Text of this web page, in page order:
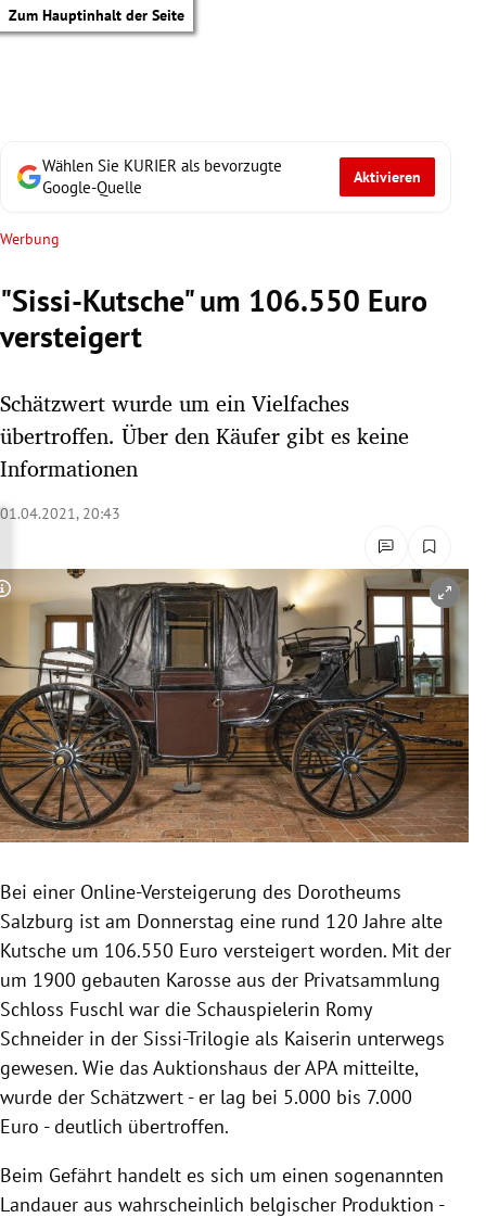
Zum Hauptinhalt der Seite
Untermenü
Untermenü
Untermenü
Untermenü
Untermenü
Untermenü
Untermenü
Untermenü
Wählen Sie KURIER als bevorzugte
Google-Quelle
Aktivieren
Werbung
"Sissi-Kutsche" um 106.550 Euro
versteigert
Schätzwert wurde um ein Vielfaches
übertroffen. Über den Käufer gibt es keine
Informationen
01.04.2021, 20:43
Copyright-Hinweis öffnen/schließen
Bei einer Online-Versteigerung des Dorotheums
Salzburg ist am Donnerstag eine rund 120 Jahre alte
Kutsche um 106.550 Euro versteigert worden. Mit der
um 1900 gebauten Karosse aus der Privatsammlung
Schloss Fuschl war die Schauspielerin Romy
Schneider in der Sissi-Trilogie als Kaiserin unterwegs
gewesen. Wie das Auktionshaus der APA mitteilte,
wurde der Schätzwert - er lag bei 5.000 bis 7.000
Euro - deutlich übertroffen.
Beim Gefährt handelt es sich um einen sogenannten
Landauer aus wahrscheinlich belgischer Produktion -